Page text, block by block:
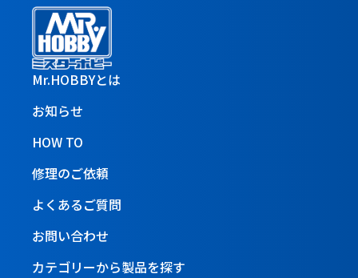
Mr.HOBBYとは
お知らせ
HOW TO
修理のご依頼
よくあるご質問
お問い合わせ
カテゴリーから製品を探す